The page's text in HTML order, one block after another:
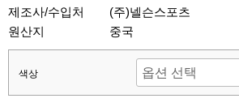
제조사/수입처
(주)넬슨스포츠
원산지
중국
색상